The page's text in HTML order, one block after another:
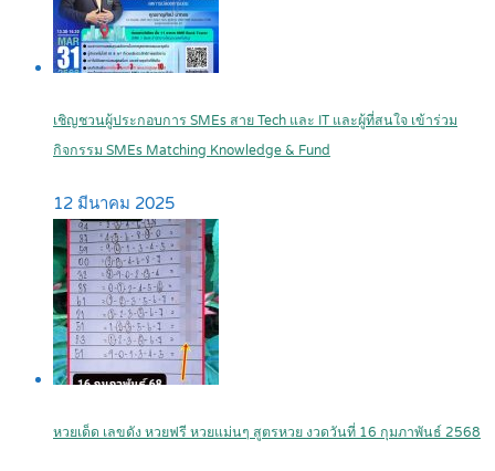
เชิญชวนผู้ประกอบการ SMEs สาย Tech และ IT และผู้ที่สนใจ เข้าร่วม
กิจกรรม SMEs Matching Knowledge & Fund
12 มีนาคม 2025
หวยเด็ด เลขดัง หวยฟรี หวยแม่นๆ สูตรหวย งวดวันที่ 16 กุมภาพันธ์ 2568